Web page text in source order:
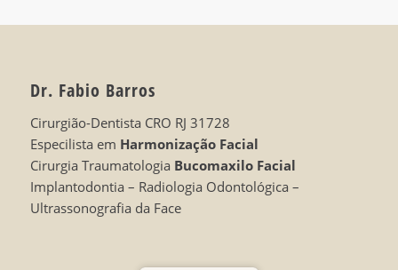
Dr. Fabio Barros
Cirurgião-Dentista CRO RJ 31728
Especilista em Harmonização Facial
Cirurgia Traumatologia Bucomaxilo Facial
Implantodontia – Radiologia Odontológica –
Ultrassonografia da Face